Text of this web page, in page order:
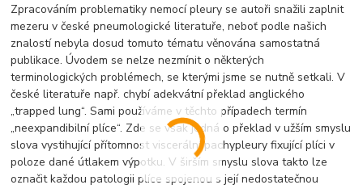
Zpracováním problematiky nemocí pleury se autoři snažili zaplnit
mezeru v české pneumologické literatuře, neboť podle našich
znalostí nebyla dosud tomuto tématu věnována samostatná
publikace. Úvodem se nelze nezmínit o některých
terminologických problémech, se kterými jsme se nutně setkali. V
české literatuře např. chybí adekvátní překlad anglického
„trapped lung“. Sami používáme v těchto případech termín
„neexpandibilní plíce“. Zde se však jedná o překlad v užším smyslu
slova vystihující přítomnost viscerální pachypleury fixující plíci v
poloze dané útlakem výpotku. V širším smyslu slova takto lze
označit každou patologii plíce spojenou s její nedostatečnou